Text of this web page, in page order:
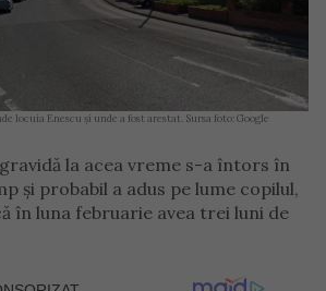
locuia Enescu și unde a fost arestat. Sursa foto: Google
la acea vreme s-a întors în
și probabil a adus pe lume copilul,
în luna februarie avea trei luni de